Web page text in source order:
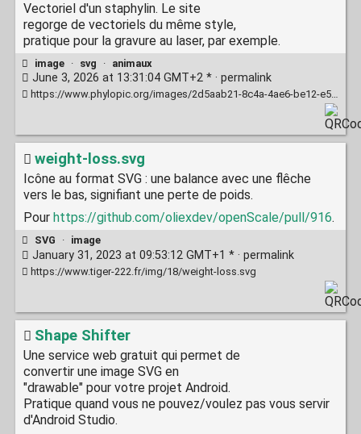
Vectoriel d'un staphylin. Le site
regorge de vectoriels du même style,
pratique pour la gravure au laser, par exemple.
image · svg · animaux
June 3, 2026 at 13:31:04 GMT+2 * · permalink
https://www.phylopic.org/images/2d5aab21-8c4a-4ae6-be12-e574ef21448b/ocypus
weight-loss.svg
Icône au format SVG : une balance avec une flêche
vers le bas, signifiant une perte de poids.
Pour https://github.com/oliexdev/openScale/pull/916.
SVG · image
January 31, 2023 at 09:53:12 GMT+1 * · permalink
https://www.tiger-222.fr/img/18/weight-loss.svg
Shape Shifter
Une service web gratuit qui permet de
convertir une image SVG en
"drawable" pour votre projet Android.
Pratique quand vous ne pouvez/voulez pas vous servir
d'Android Studio.